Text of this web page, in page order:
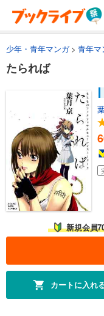
少年・青年マンガ 青年マ
たられば
新規会員
カートに入れ